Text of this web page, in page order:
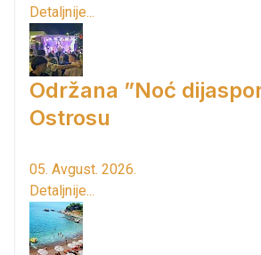
Detaljnije...
Održana ”Noć
Ostrosu
05. Avgust. 2026.
Detaljnije...